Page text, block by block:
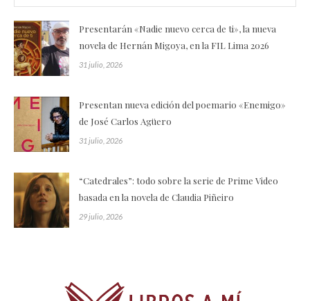
Presentarán «Nadie nuevo cerca de ti», la nueva
novela de Hernán Migoya, en la FIL Lima 2026
31 julio, 2026
Presentan nueva edición del poemario «Enemigo»
de José Carlos Agüero
31 julio, 2026
“Catedrales”: todo sobre la serie de Prime Video
basada en la novela de Claudia Piñeiro
29 julio, 2026